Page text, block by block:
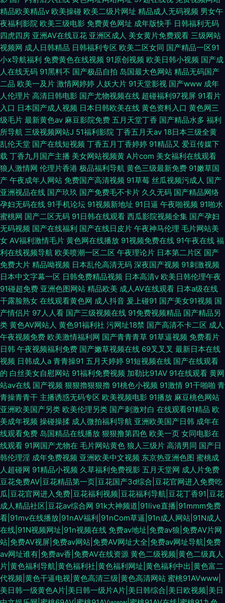
精品欧美精品v 欧美操碰 欧美二级片网址 精品成人无码视频 男女午
夜福利影院 欧美三级电影 免费黄色网址 成年版快手 日韩福利无码
四虎四房 亚洲AV在线豆花 亚洲区成人 美女黄片免费观看 三级网站
视频网 成人日韩精品 日韩福利专区 欧美二区女同 国产精品一区91
小x导航福利 免费黄色在线视频 91原创视频 欧美日韩小视频 国产成
人在线无码 91黑料不 国产极品自拍 岛国最大色网站 精品无码国产
二品 欧美一及片 激情网婷婷 人妖大片 91天堂影视 国产www 成年
人伦理片 高清日韩电影 国产尤物视频在线 超碰福利97视屏 91看片
入口 日本国产成人视频 日本日韩欧美在线 黄色资料入口 黄色网三
级毛片 最新黄色av 麻豆影院免费 五月天堂丁香 国产精品水多 福利
所导航 三级视频网站J 51福利影院 丁香五月天av 18日本三级全黄
乱伦天堂 国产在线短视频 丁香五月丁香婷婷 91精品又 爱豆传媒下
载 丁香九月国产主播 美女网站视频黄 A片com 美女福利在线观看
狼人激情网 伦理片香港 极品福利导航 黄色三级最新免费 91嫩草国
产 午夜成年人网站 免费国产高清视频 91草莓 丝瓜视频污成人 国产
亚洲视品在线 国产玖玖 国产免费毛不卡片 久久无码 国产精品网络
孕妇无码在线 91手机论坛 91视频新地址 91日逼 午夜啪视频 91啪水
蜜桃网 国产二区无码 91日韩在线观看 西瓜影院视频全集 国产孕妇
无码视频 国产在线福利 国产在线日皮片 午夜神马伦理 毛片网站美
女 AV福利激情毛片 黄色网在线播放 91视频免费在线 91午夜在线 福
利在线视频导航 欧美喷潮一区二区 午夜理论片 日本第二片区 国产
免费大片 精品呦视频 日本乱伦高清无码 深夜国产视频 91刺激视频
日本中文字幕一区 日韩免费精品视频 日本高清v 欧美日韩伦理午夜
91碰超免费 亚洲色图网站 精品欧美 成人AV在线观看 日本a级在线
干露脸熟女 在线观看黄色网 成人抖音 爰上碰91 国产美女91视频 国
产情侣片 97人人看 国产三级视频在线 91免费视频精品 国产精品另
类 黄色AV网站人 黄色91福利社 污网址18禁 国产高清不卡二区 成人
午夜视频免费 欧美激情福利网 国产青青青草 91草逼视频 免费看片
日韩 午夜视频福利免费 国产嫩草视频在线 69叉叉叉 最新日本在线
视频 日韩成人a 青青操91 五月天婷婷 91短视频在线 国产在线观看
的 白丝美女自慰网站 91福利免费视频 加勒比91AV 91在线观看 黄网
站av在线 国产视频 狠狠擼狠狠擼 91桃色小视频 91激情 91干啪啪 青
青操青青干 主播诱惑无码专区 欧美视频电影 91播放 麻豆桃色网站
亚洲欧美国产另类 欧美伦理另类 国产刺激对白 在线观看91精品 欧
美成年视频 操碰操揉 成人微拍福利导航 亚洲欧美国产日韩 成年在
线观看免费 岛国精品在线播放 狠狠撸第四色 欧美一页 女同电影在
线观看 91网国产尤物在 毛片网站黄色 狼人三级片 高清男同 国产日
韩伦理淫 成年免费视频 亚洲欧美中文视频 东京热亚洲色图 蜜桃成
人超碰网 91精品小视频 久草福利免费视影 五月天堂网 成人片免费
豆花免费AV|豆花精品第一页|豆花国产3d综合|豆花官网进入免费吃
瓜|豆花官网进入免费|豆花福利视频|豆花福利导航|豆花丁香91|豆花
成人精品社区|豆花av综合网 91k大神频道|91live直播|91mmm免费
看|91mv在线播放|91nAV福利|91nCom草逼|91n成人网站|91N成人
在线|91N视频网址|91n视频在线 免费av地址|免费av狼|免费AV片网
站|免费AV视屏|免费av网站|免费AV网址大全|免费av网址导航|免费
av网址谁有|免费av香|免费AV在线资源 黄色二级视频|黄色二级真人
片|黄色福利导航|黄色福利社|黄色福利网址|黄色福利中出|黄色富二
代视频|黄色干逼电视|黄色高清三级|黄色高清网站 蜜桃91AVwww|
美日韩一级黄色A片|美日韩一级片A片|美日韩综合|美日欧视频|美日